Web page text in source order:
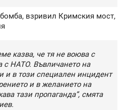
взривил Кримския мост,
казва, че тя не воюва с
с НАТО. Въвличането на
и в този специален инцидент
и в желанието на
тази пропаганда”, смята